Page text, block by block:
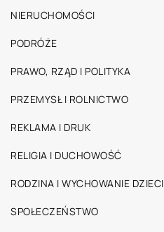
NIERUCHOMOŚCI
PODRÓŻE
PRAWO, RZĄD I POLITYKA
PRZEMYSŁ I ROLNICTWO
REKLAMA I DRUK
RELIGIA I DUCHOWOŚĆ
RODZINA I WYCHOWANIE DZIECI
SPOŁECZEŃSTWO